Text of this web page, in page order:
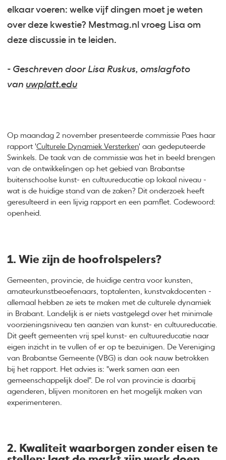
elkaar voeren: welke vijf dingen moet je weten
over deze kwestie? Mestmag.nl vroeg Lisa om
deze discussie in te leiden.
- Geschreven door Lisa Ruskus, omslagfoto
van uwplatt.edu
Op maandag 2 november presenteerde commissie Paes haar
rapport 'Culturele Dynamiek Versterken' aan gedeputeerde
Swinkels. De taak van de commissie was het in beeld brengen
van de ontwikkelingen op het gebied van Brabantse
buitenschoolse kunst- en cultuureducatie op lokaal niveau -
wat is de huidige stand van de zaken? Dit onderzoek heeft
geresulteerd in een lijvig rapport en een pamflet. Codewoord:
openheid.
1. Wie zijn de hoofrolspelers?
Gemeenten, provincie, de huidige centra voor kunsten,
amateurkunstbeoefenaars, toptalenten, kunstvakdocenten -
allemaal hebben ze iets te maken met de culturele dynamiek
in Brabant. Landelijk is er niets vastgelegd over het minimale
voorzieningsniveau ten aanzien van kunst- en cultuureducatie.
Dit geeft gemeenten vrij spel kunst- en cultuureducatie naar
eigen inzicht in te vullen of er op te bezuinigen. De Vereniging
van Brabantse Gemeente (VBG) is dan ook nauw betrokken
bij het rapport. Het advies is: "werk samen aan een
gemeenschappelijk doel". De rol van provincie is daarbij
agenderen, blijven monitoren en het mogelijk maken van
experimenteren.
2. Kwaliteit waarborgen zonder eisen te